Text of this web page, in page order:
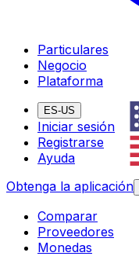
Particulares
Negocio
Plataforma
ES-US
Iniciar sesión
Registrarse
Ayuda
Obtenga la aplicación
Comparar
Proveedores
Monedas